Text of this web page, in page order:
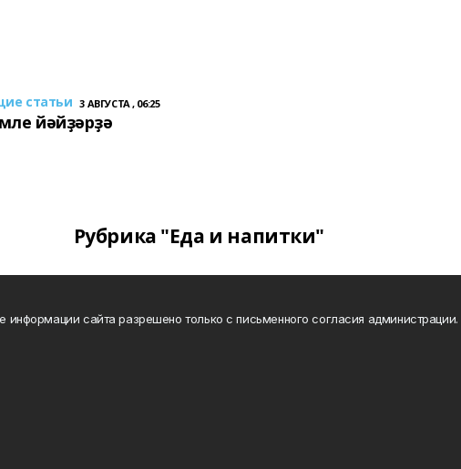
статьи 3 АВГУСТА , 06:25
йәйҙәрҙә
Рубрика "Еда и напитки"
сайта разрешено только с письменного согласия администрации.